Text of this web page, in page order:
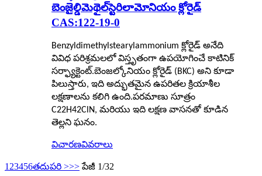
బెంజైల్డిమెథైల్‌స్టెరిలామోనియం క్లోరైడ్
CAS:122-19-0
Benzyldimethylstearylammonium క్లోరైడ్ అనేది
వివిధ పరిశ్రమలలో విస్తృతంగా ఉపయోగించే కాటినిక్
సర్ఫ్యాక్టెంట్.బెంజల్కోనియం క్లోరైడ్ (BKC) అని కూడా
పిలుస్తారు, ఇది అద్భుతమైన ఉపరితల క్రియాశీల
లక్షణాలను కలిగి ఉంది.పరమాణు సూత్రం
C22H42ClN, మరియు ఇది లక్షణ వాసనతో కూడిన
తెల్లని ఘనం.
విచారణవివరాలు
1 23456తదుపరి >>> పేజీ 1/32